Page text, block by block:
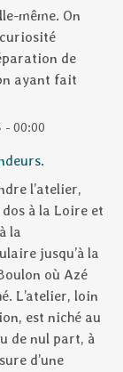
même. On
de
ayant fait
- 00:00
l’atelier,
à la Loire et
la
jusqu’à la
où Azé
L’atelier, loin
est niché au
de nul part, à
d’une